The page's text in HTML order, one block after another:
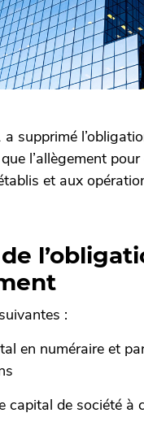
supprimé
l’allègement
et aux
:
en numéraire et
capital de société à